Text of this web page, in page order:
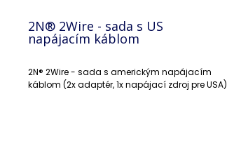
2N® 2Wire - sada s US
napájacím káblom
2N® 2Wire - sada s americkým napájacím
káblom (2x adaptér, 1x napájací zdroj pre USA)